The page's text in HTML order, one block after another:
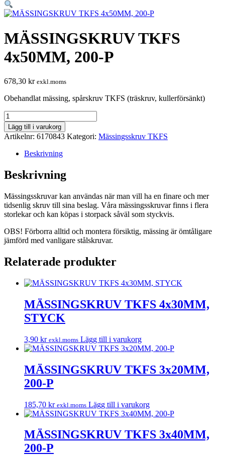
MÄSSINGSKRUV TKFS
4x50MM, 200-P
678,30 kr exkl.moms
Obehandlat mässing, spårskruv TKFS (träskruv, kullerförsänkt)
MÄSSINGSKRUV
TKFS
4x50MM,
200-
mängd
Lägg till i varukorg
Artikelnr: 6170843 Kategori: Mässingsskruv TKFS
Beskrivning
Beskrivning
Mässingsskruvar kan användas när man vill ha en finare och mer
tidsenlig skruv till sina beslag. Våra mässingsskruvar finns i flera
storlekar och kan köpas i storpack såväl som styckvis.
OBS! Förborra alltid och montera försiktig, mässing är ömtåligare
jämförd med vanligare stålskruvar.
Relaterade produkter
MÄSSINGSKRUV TKFS 4x30MM,
STYCK
3,90 kr exkl.moms Lägg till i varukorg
MÄSSINGSKRUV TKFS 3x20MM,
200-P
185,70 kr exkl.moms Lägg till i varukorg
MÄSSINGSKRUV TKFS 3x40MM,
200-P